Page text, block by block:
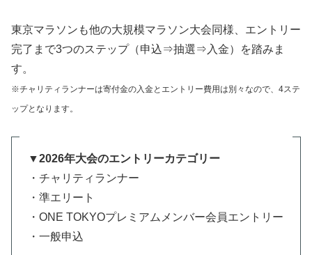
東京マラソンも他の大規模マラソン大会同様、エントリー
完了まで3つのステップ（申込⇒抽選⇒入金）を踏みま
す。
※チャリティランナーは寄付金の入金とエントリー費用は別々なので、4ステ
ップとなります。
▼2026年大会のエントリーカテゴリー
・チャリティランナー
・準エリート
・ONE TOKYOプレミアムメンバー会員エントリー
・一般申込